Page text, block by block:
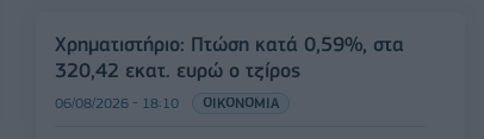
Χρηματιστήριο: Πτώση κατά 0,59%, στα
320,42 εκατ. ευρώ ο τζίρος
06/08/2026 - 18:10 ΟΙΚΟΝΟΜΙΑ